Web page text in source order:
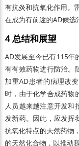
有抗炎和抗氧化作用。
在成为有前途的AD候选
4 总结和展望
AD发展至今已有115年
有有效药物进行防治。
加重AD患者的病理改
时，由于化学合成药物
人员越来越注意开发和
发新药。因此，应发挥
抗氧化特点的天然药物
的天然化合物，以推动